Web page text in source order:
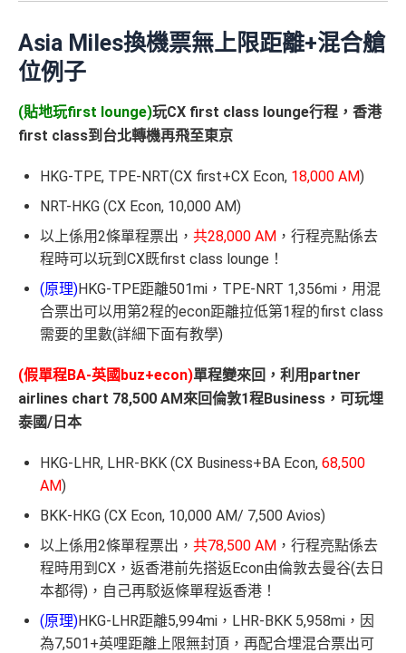
Asia Miles換機票無上限距離+混合艙
位例子
(貼地玩first lounge)玩CX first class lounge行程，香港
first class到台北轉機再飛至東京
HKG-TPE, TPE-NRT(CX first+CX Econ, 18,000 AM)
NRT-HKG (CX Econ, 10,000 AM)
以上係用2條單程票出， 共28,000 AM ，行程亮點係去
程時可以玩到CX既first class lounge！
(原理)HKG-TPE距離501mi，TPE-NRT 1,356mi，用混
合票出可以用第2程的econ距離拉低第1程的first class
需要的里數(詳細下面有教學)
(假單程BA-英國buz+econ)單程變來回，利用partner
airlines chart 78,500 AM來回倫敦1程Business，可玩埋
泰國/日本
HKG-LHR, LHR-BKK (CX Business+BA Econ, 68,500
AM)
BKK-HKG (CX Econ, 10,000 AM/ 7,500 Avios)
以上係用2條單程票出， 共78,500 AM ，行程亮點係去
程時用到CX，返香港前先搭返Econ由倫敦去曼谷(去日
本都得)，自己再駁返條單程返香港！
(原理)HKG-LHR距離5,994mi，LHR-BKK 5,958mi，因
為7,501+英哩距離上限無封頂，再配合埋混合票出可